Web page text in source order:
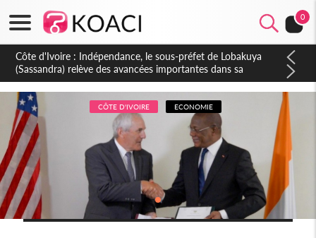
0
Côte d'Ivoire : Décès de l'ex commandant Fofié, l'exilé Soro
garde de lui le souvenir d'une loyauté qui n'a jamais vacillé
même lorsque cela lui a coûté
CÔTE D'IVOIRE ECONOMIE